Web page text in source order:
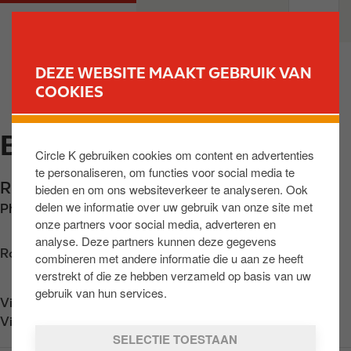
DEZE WEBSITE MAAKT GEBRUIK VAN
COOKIES
Circle K gebruiken cookies om content en advertenties
te personaliseren, om functies voor social media te
bieden en om ons websiteverkeer te analyseren. Ook
delen we informatie over uw gebruik van onze site met
onze partners voor social media, adverteren en
analyse. Deze partners kunnen deze gegevens
combineren met andere informatie die u aan ze heeft
verstrekt of die ze hebben verzameld op basis van uw
gebruik van hun services.
SELECTIE TOESTAAN
a
n
e
n
n
a
e
i
M
v
BIEVRE
Rue de Dinant 19 ,Bièvre,BE-5555,BE
Phone: +3261512113
Routebeschrijving opvragen
Vind ons op
Vind ons op